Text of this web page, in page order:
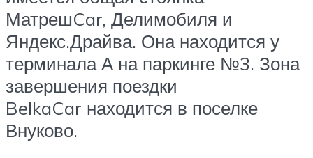
МатрешCar, Делимобиля и
Яндекс.Драйва. Она находится у
терминала А на паркинге №3. Зона
завершения поездки
BelkaCar находится в поселке
Внуково.